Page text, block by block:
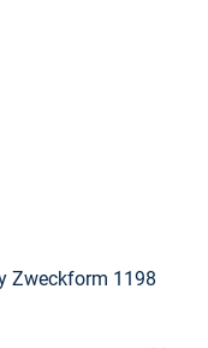
Zweckform 1198